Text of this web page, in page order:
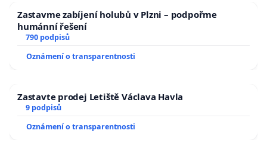
Zastavme zabíjení holubů v Plzni – podpořme
humánní řešení
790 podpisů
Oznámení o transparentnosti
Zastavte prodej Letiště Václava Havla
9 podpisů
Oznámení o transparentnosti